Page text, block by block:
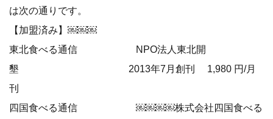
は次の通りです。
【加盟済み】￼￼￼
東北食べる通信 NPO法人東北開
墾 2013年7月創刊 1,980 円/月
刊
四国食べる通信 ￼￼￼￼株式会社四国食べる